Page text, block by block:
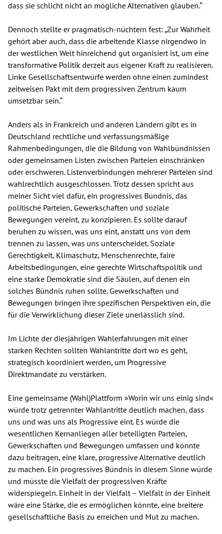
dass sie schlicht nicht an mögliche Alternativen glauben.“
Dennoch stellte er pragmatisch-nüchtern fest: „Zur Wahrheit
gehört aber auch, dass die arbeitende Klasse nirgendwo in
der westlichen Welt hinreichend gut organisiert ist, um eine
transformative Politik derzeit aus eigener Kraft zu realisieren.
Linke Gesellschaftsentwürfe werden ohne einen zumindest
zeitweisen Pakt mit dem progressiven Zentrum kaum
umsetzbar sein.“
Anders als in Frankreich und anderen Ländern gibt es in
Deutschland rechtliche und verfassungsmäßige
Rahmenbedingungen, die die Bildung von Wahlbündnissen
oder gemeinsamen Listen zwischen Parteien einschränken
oder erschweren. Listenverbindungen mehrerer Parteien sind
wahlrechtlich ausgeschlossen. Trotz dessen spricht aus
meiner Sicht viel dafür, ein progressives Bündnis, das
politische Parteien, Gewerkschaften und soziale
Bewegungen vereint, zu konzipieren. Es sollte darauf
beruhen zu wissen, was uns eint, anstatt uns von dem
trennen zu lassen, was uns unterscheidet. Soziale
Gerechtigkeit, Klimaschutz, Menschenrechte, faire
Arbeitsbedingungen, eine gerechte Wirtschaftspolitik und
eine starke Demokratie sind die Säulen, auf denen ein
solches Bündnis ruhen sollte. Gewerkschaften und
Bewegungen bringen ihre spezifischen Perspektiven ein, die
für die Verwirklichung dieser Ziele unerlässlich sind.
Im Lichte der diesjährigen Wahlerfahrungen mit einer
starken Rechten sollten Wahlantritte dort wo es geht,
strategisch koordiniert werden, um Progressive
Direktmandate zu verstärken.
Eine gemeinsame (Wahl)Plattform »Worin wir uns einig sind«
würde trotz getrennter Wahlantritte deutlich machen, dass
uns und was uns als Progressive eint. Es würde die
wesentlichen Kernanliegen aller beteiligten Parteien,
Gewerkschaften und Bewegungen umfassen und könnte
dazu beitragen, eine klare, progressive Alternative deutlich
zu machen. Ein progressives Bündnis in diesem Sinne würde
und müsste die Vielfalt der progressiven Kräfte
widerspiegeln. Einheit in der Vielfalt – Vielfalt in der Einheit
wäre eine Stärke, die es ermöglichen könnte, eine breitere
gesellschaftliche Basis zu erreichen und Mut zu machen.